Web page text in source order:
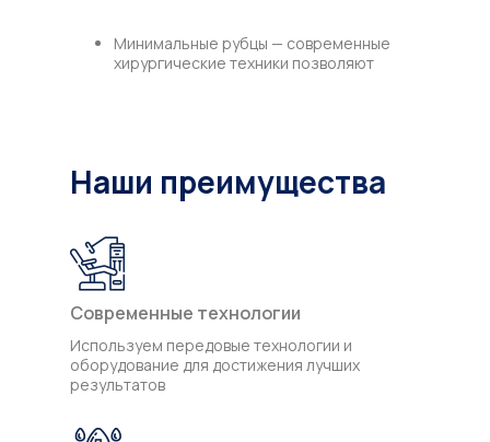
Минимальные рубцы — современные
хирургические техники позволяют
высококвалифицированными хирургами,
которые используют новейшие технологии.
эффективное омоложение, с быстрым
восстановлением и естественными,
долгосрочными результатами.
Наши преимущества
Используем передовые технологии и
оборудование для достижения лучших
результатов
Современные технологии